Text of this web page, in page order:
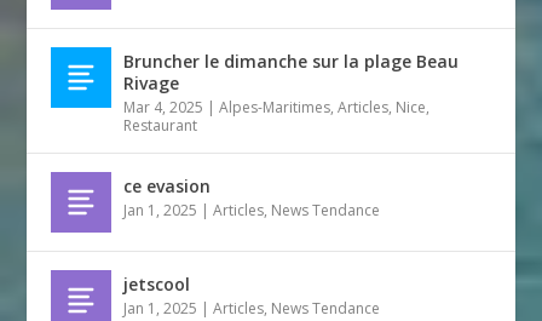
Bruncher le dimanche sur la plage Beau
Rivage
Mar 4, 2025 |Alpes-Maritimes,Articles, Nice,
Restaurant
ce evasion
Jan 1, 2025 |Articles, News Tendance
jetscool
Jan 1, 2025 |Articles, News Tendance